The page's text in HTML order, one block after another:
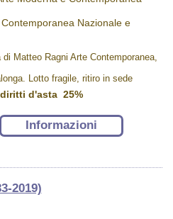
Nazionale e
Matteo Ragni Arte Contemporanea,
Lotto fragile, ritiro in sede
d'asta 25%
Informazioni
2019)